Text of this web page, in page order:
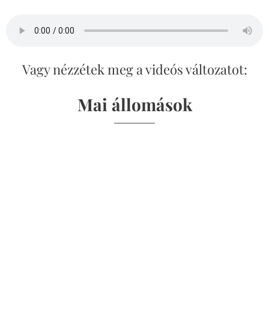
Vagy nézzétek meg a videós változatot:
Mai állomások